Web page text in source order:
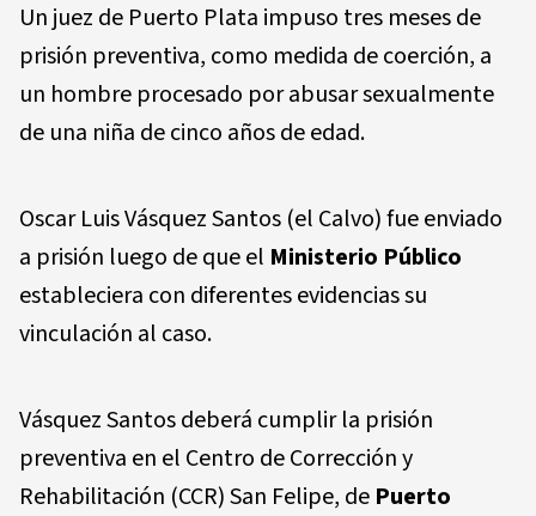
Un juez de Puerto Plata impuso tres meses de
prisión preventiva, como medida de coerción, a
un hombre procesado por abusar sexualmente
de una niña de cinco años de edad.
Oscar Luis Vásquez Santos (el Calvo) fue enviado
a prisión luego de que el Ministerio Público
estableciera con diferentes evidencias su
vinculación al caso.
Vásquez Santos deberá cumplir la prisión
preventiva en el Centro de Corrección y
Rehabilitación (CCR) San Felipe, de Puerto